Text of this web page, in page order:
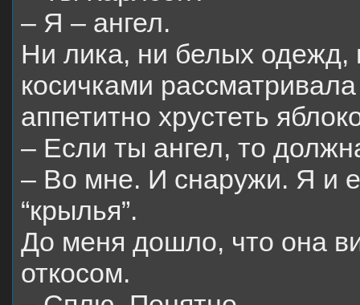
– Я – ангел.
Ни лика, ни белых одежд,
косичками
аппетитно хрустеть
– Если ты ангел, то
– Во мне. И снаружи. Я и
“крылья”.
До меня дошло, что она
откосом.